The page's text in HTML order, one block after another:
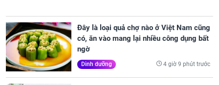
Đây là loại quả chợ nào ở Việt Nam cũng
có, ăn vào mang lại nhiều công dụng bất
ngờ
Dinh dưỡng 4 giờ 9 phút trước